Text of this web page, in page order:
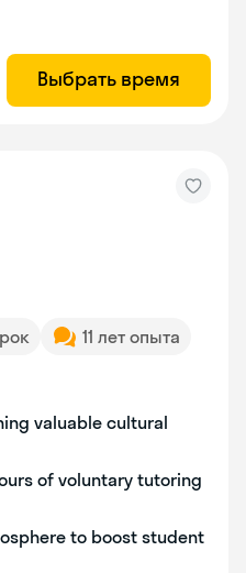
Выбрать время
11 лет опыта
valuable cultural
of voluntary tutoring
to boost student